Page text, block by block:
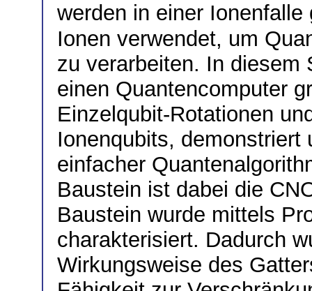
werden in einer
Ionen verwendet, um
zu verarbeiten. In diesem
einen Quantencomputer
Einzelqubit-Rotationen
Ionenqubits, demonstriert
einfacher
Baustein ist dabei die
Baustein wurde mittels
charakterisiert. Dadurch
Wirkungsweise des